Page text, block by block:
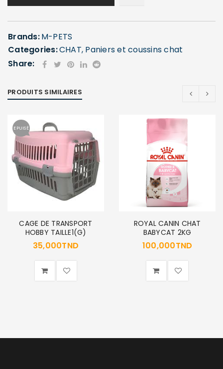
Se souvenir de moi
SE CONNECTER
Brands:M-PETS
Categories:CHAT, Paniers et coussins chat
Share:
PRODUITS SIMILAIRES
EPUISÉ
CAGE DE TRANSPORT
HOBBY TAILLE1(G)
35,000TND
ROYAL CANIN CHAT
BABYCAT 2KG
100,000TND